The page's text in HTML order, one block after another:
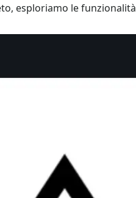
esploriamo le